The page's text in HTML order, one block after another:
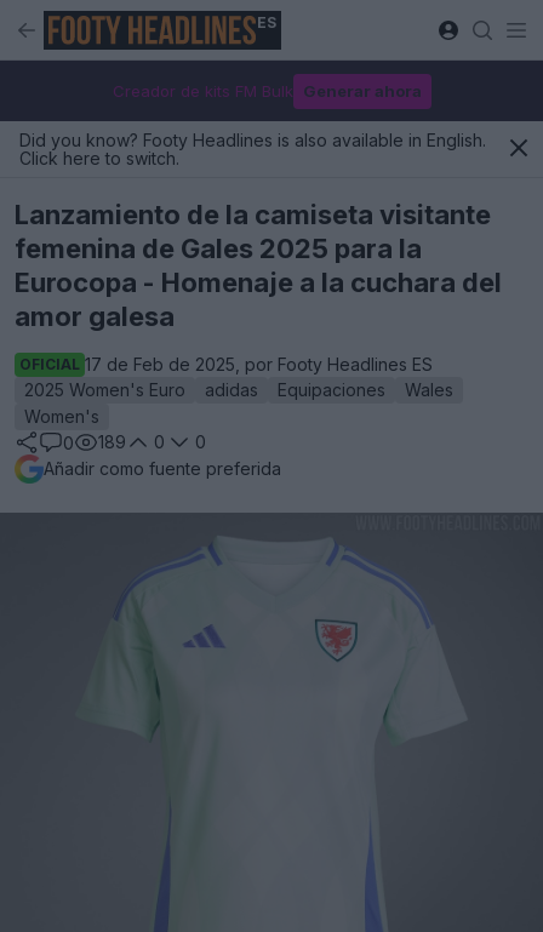
ES
Creador de kits FM Bulk Generar ahora
Did you know? Footy Headlines is also available in English.
Click here to switch.
Lanzamiento de la camiseta visitante
femenina de Gales 2025 para la
Eurocopa - Homenaje a la cuchara del
amor galesa
OFICIAL 17 de Feb de 2025, por Footy Headlines ES
2025 Women's Euro
adidas Equipaciones
Wales
Women's
0
189 0
0
Añadir como fuente preferida